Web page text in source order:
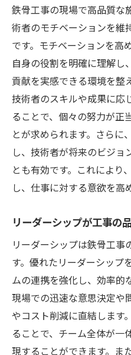
鉄骨工事の現場で高品質な
術者のモチベーションを維
です。モチベーションを高
自身の役割を明確に理解し
貢献を実感できる環境を整
技術者のスキルや成果に応
ることで、個々の努力が正
とが求められます。さらに
し、技術者が将来のビジョ
とも有効です。これにより
し、仕事に対する意欲を高
リーダーシップが工事の
リーダーシップは鉄骨工事
す。優れたリーダーシップ
ムの連携を強化し、効率的
現場での迅速な意思決定や
やコスト削減に直結します
ることで、チーム全体が一
現することができます。ま